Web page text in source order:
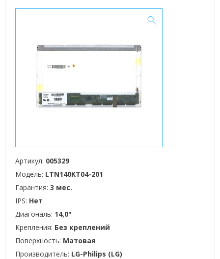
Артикул: 005329
Модель: LTN140KT04-201
Гарантия: 3 мес.
IPS: Нет
Диагональ: 14,0"
Крепления: Без креплений
Поверхность: Матовая
Производитель: LG-Philips (LG)